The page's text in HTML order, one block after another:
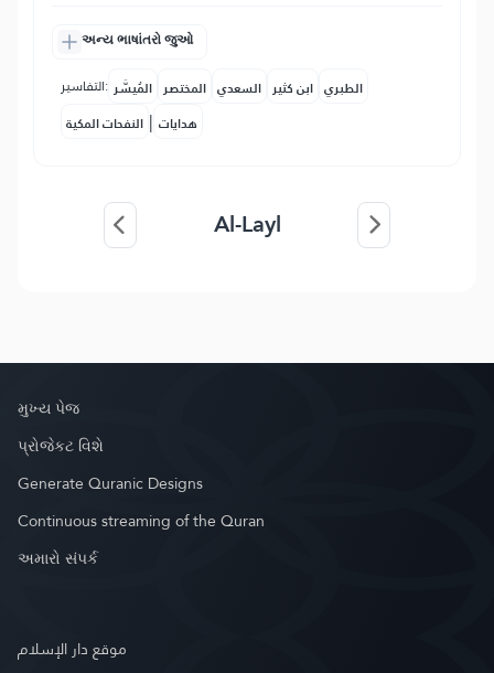
અન્ય ભાષાંતરો જુઓ
التفاسير: المُيسَّر المختصر السعدي ابن كثير الطبري
النفحات المكية | هدايات
Al-Layl
મુખ્ય પેજ
પ્રોજેકટ વિશે
Generate Quranic Designs
Continuous streaming of the Quran
અમારો સંપર્ક
موقع دار الإسلام